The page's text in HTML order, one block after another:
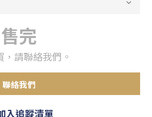
售完
，請聯絡我們。
聯絡我們
入追蹤清單